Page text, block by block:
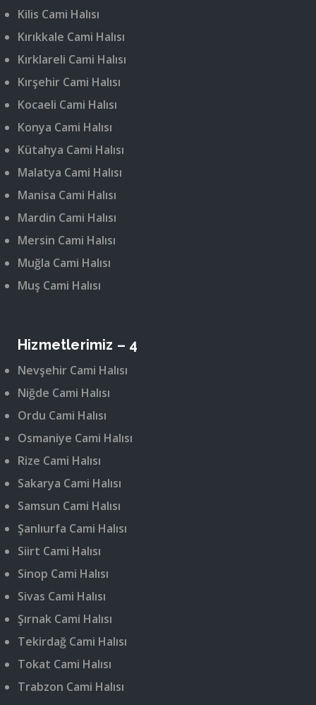
Kilis Cami Halısı
Kırıkkale Cami Halısı
Kırklareli Cami Halısı
Kırşehir Cami Halısı
Kocaeli Cami Halısı
Konya Cami Halısı
Kütahya Cami Halısı
Malatya Cami Halısı
Manisa Cami Halısı
Mardin Cami Halısı
Mersin Cami Halısı
Muğla Cami Halısı
Muş Cami Halısı
Hizmetlerimiz – 4
Nevşehir Cami Halısı
Niğde Cami Halısı
Ordu Cami Halısı
Osmaniye Cami Halısı
Rize Cami Halısı
Sakarya Cami Halısı
Samsun Cami Halısı
Şanlıurfa Cami Halısı
Siirt Cami Halısı
Sinop Cami Halısı
Sivas Cami Halısı
Şırnak Cami Halısı
Tekirdağ Cami Halısı
Tokat Cami Halısı
Trabzon Cami Halısı